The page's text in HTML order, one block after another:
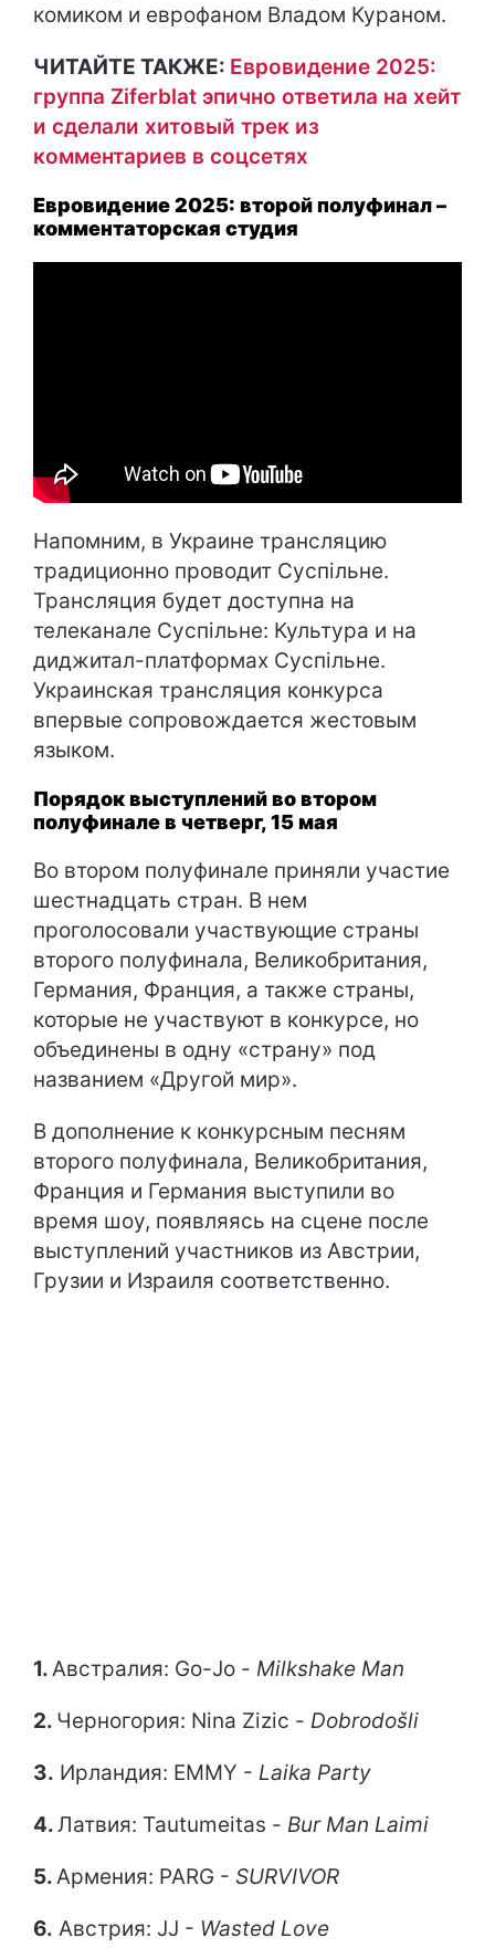
комиком и еврофаном Владом Кураном.
ЧИТАЙТЕ ТАКЖЕ: Евровидение 2025:
группа Ziferblat эпично ответила на хейт
и сделали хитовый трек из
комментариев в соцсетях
Евровидение 2025: второй полуфинал –
комментаторская студия
Напомним, в Украине трансляцию
традиционно проводит Суспільне.
Трансляция будет доступна на
телеканале Суспільне: Культура и на
диджитал-платформах Суспільне.
Украинская трансляция конкурса
впервые сопровождается жестовым
языком.
Порядок выступлений во втором
полуфинале в четверг, 15 мая
Во втором полуфинале приняли участие
шестнадцать стран. В нем
проголосовали участвующие страны
второго полуфинала, Великобритания,
Германия, Франция, а также страны,
которые не участвуют в конкурсе, но
объединены в одну «страну» под
названием «Другой мир».
В дополнение к конкурсным песням
второго полуфинала, Великобритания,
Франция и Германия выступили во
время шоу, появляясь на сцене после
выступлений участников из Австрии,
Грузии и Израиля соответственно.
1. Австралия: Go-Jo - Milkshake Man
2. Черногория: Nina Zizic - Dobrodošli
3. Ирландия: EMMY - Laika Party
4.Латвия: Tautumeitas - Bur Man Laimi
5. Армения: PARG - SURVIVOR
6. Австрия: JJ - Wasted Love